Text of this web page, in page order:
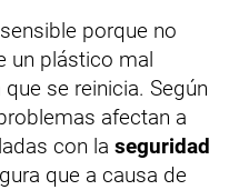
porque no
un plástico mal
se reinicia. Según
afectan a
con la seguridad
que a causa de